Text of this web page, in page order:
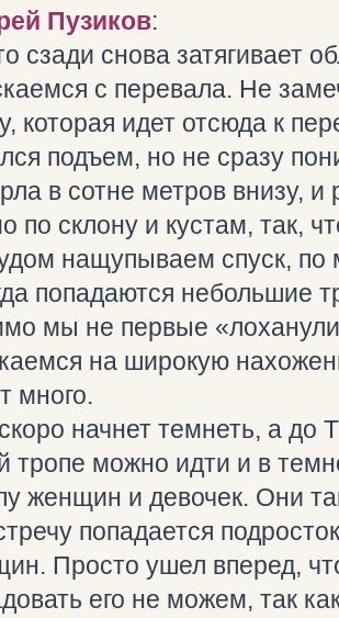
Пузиков:
сзади снова затягивает
с перевала. Не
которая идет отсюда к
подъем, но не сразу
в сотне метров внизу,
по склону и кустам, так,
нащупываем спуск, по
попадаются небольшие
мы не первые
на широкую
много.
начнет темнеть, а до
тропе можно идти и в
женщин и девочек. Они
попадается
Просто ушел вперед,
его не можем, так